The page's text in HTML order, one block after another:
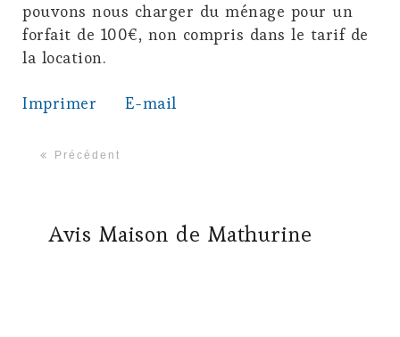
pouvons nous charger du ménage pour un
forfait de 100€, non compris dans le tarif de
la location.
Imprimer E-mail
Précédent
Avis Maison de Mathurine